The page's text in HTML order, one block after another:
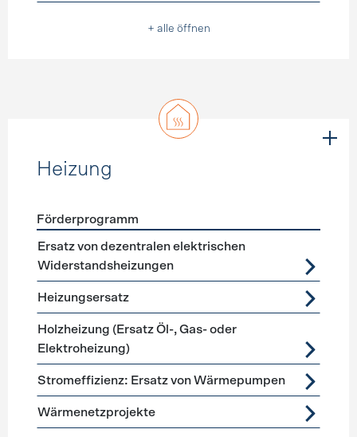
+ alle öffnen
Heizung
Förderprogramme Heizung
Förderprogramm
Ersatz von dezentralen elektrischen
Widerstandsheizungen
Heizungsersatz
Holzheizung (Ersatz Öl-, Gas- oder
Elektroheizung)
Stromeffizienz: Ersatz von Wärmepumpen
Wärmenetzprojekte